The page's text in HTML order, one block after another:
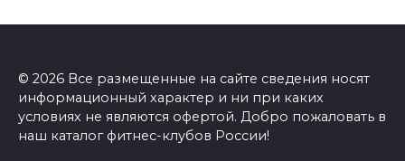
© 2026 Все размещенные на сайте сведения носят
информационный характер и ни при каких
условиях не являются офертой. Добро пожаловать в
наш каталог фитнес-клубов России!